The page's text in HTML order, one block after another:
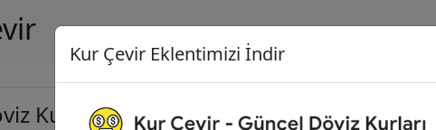
Kuru Hesapla
Kur Çevir Eklentimizi İndir